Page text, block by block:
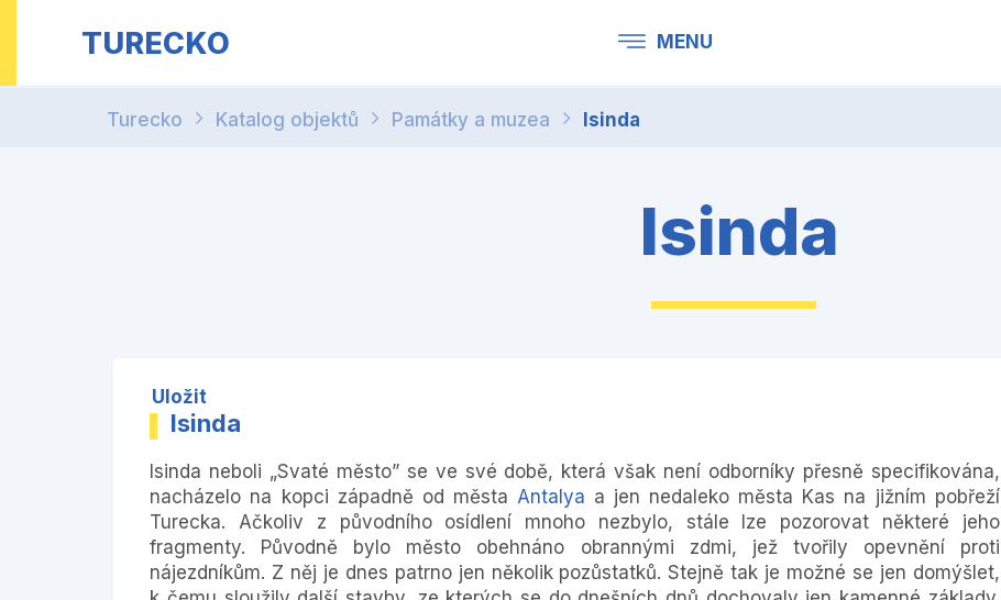
TURECKO MENU
Turecko Katalog objektů Památky a muzea Isinda
Isinda
Uložit
Isinda
Isinda neboli „Svaté město” se ve své době, která však není odborníky přesně specifikována,
nacházelo na kopci západně od města Antalya a jen nedaleko města Kas na jižním pobřeží
Turecka. Ačkoliv z původního osídlení mnoho nezbylo, stále lze pozorovat některé jeho
fragmenty. Původně bylo město obehnáno obrannými zdmi, jež tvořily opevnění proti
nájezdníkům. Z něj je dnes patrno jen několik pozůstatků. Stejně tak je možné se jen domýšlet,